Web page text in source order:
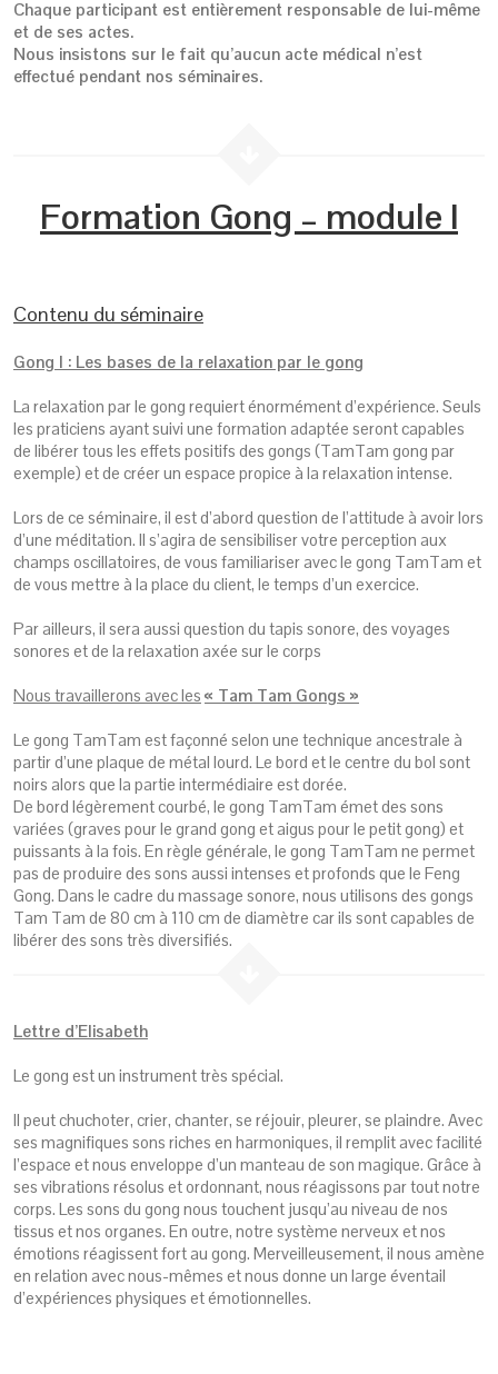
Chaque participant est entièrement responsable de lui-même
et de ses actes.
Nous insistons sur le fait qu’aucun acte médical n’est
effectué pendant nos séminaires.
Formation Gong – module I
Contenu du séminaire
Gong I : Les bases de la relaxation par le gong
La relaxation par le gong requiert énormément d’expérience. Seuls
les praticiens ayant suivi une formation adaptée seront capables
de libérer tous les effets positifs des gongs (TamTam gong par
exemple) et de créer un espace propice à la relaxation intense.
Lors de ce séminaire, il est d’abord question de l’attitude à avoir lors
d’une méditation. Il s’agira de sensibiliser votre perception aux
champs oscillatoires, de vous familiariser avec le gong TamTam et
de vous mettre à la place du client, le temps d’un exercice.
Par ailleurs, il sera aussi question du tapis sonore, des voyages
sonores et de la relaxation axée sur le corps
Nous travaillerons avec les « Tam Tam Gongs »
Le gong TamTam est façonné selon une technique ancestrale à
partir d’une plaque de métal lourd. Le bord et le centre du bol sont
noirs alors que la partie intermédiaire est dorée.
De bord légèrement courbé, le gong TamTam émet des sons
variées (graves pour le grand gong et aigus pour le petit gong) et
puissants à la fois. En règle générale, le gong TamTam ne permet
pas de produire des sons aussi intenses et profonds que le Feng
Gong. Dans le cadre du massage sonore, nous utilisons des gongs
Tam Tam de 80 cm à 110 cm de diamètre car ils sont capables de
libérer des sons très diversifiés.
Lettre d’Elisabeth
Le gong est un instrument très spécial.
Il peut chuchoter, crier, chanter, se réjouir, pleurer, se plaindre. Avec
ses magnifiques sons riches en harmoniques, il remplit avec facilité
l’espace et nous enveloppe d’un manteau de son magique. Grâce à
ses vibrations résolus et ordonnant, nous réagissons par tout notre
corps. Les sons du gong nous touchent jusqu’au niveau de nos
tissus et nos organes. En outre, notre système nerveux et nos
émotions réagissent fort au gong. Merveilleusement, il nous amène
en relation avec nous-mêmes et nous donne un large éventail
d’expériences physiques et émotionnelles.